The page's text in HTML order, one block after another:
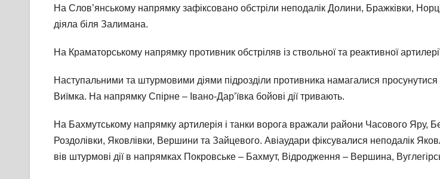
На Слов’янському напрямку зафіксовано обстріли неподалік Долини, Бражківки,
діяла біля Залимана.
На Краматорському напрямку противник обстріляв із ствольної та реактивної
Наступальними та штурмовими діями підрозділи противника намагалися
Виїмка. На напрямку Спірне – Івано-Дар’ївка бойові дії тривають.
На Бахмутському напрямку артилерія і танки ворога вражали райони Часового Яру,
Роздолівки, Яковлівки, Вершини та Зайцевого. Авіаудари фіксувалися неподалік
вів штурмові дії в напрямках Покровське – Бахмут, Відродження – Вершина,